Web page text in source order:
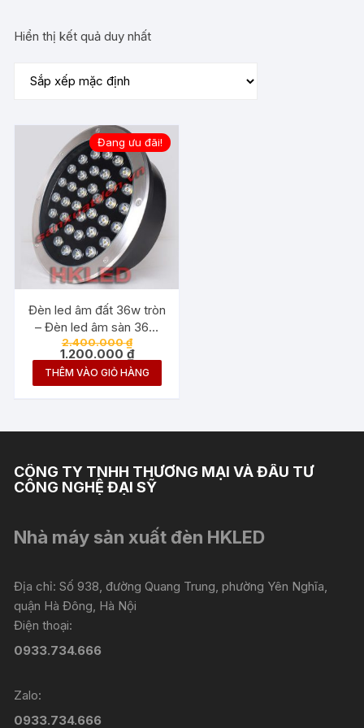
Hiển thị kết quả duy nhất
Đang ưu đãi!
Đèn led âm đất 36w tròn
– Đèn led âm sàn 36w
tròn
2.400.000₫Giá
gốc
là:
2.400.000 ₫.
1.200.000 ₫Giá
hiện
tại
là:
THÊM VÀO GIỎ HÀNG
CÔNG TY TNHH THƯƠNG MẠI VÀ ĐẦU TƯ
CÔNG NGHỆ ĐẠI SỸ
Nhà máy sản xuất đèn HKLED
Địa chỉ: Số 938, đường Quang Trung, phường Yên Nghĩa,
quận Hà Đông, Hà Nội
Điện thoại:
0933.734.666
Zalo:
0933.734.666